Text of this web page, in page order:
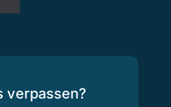
verpassen?